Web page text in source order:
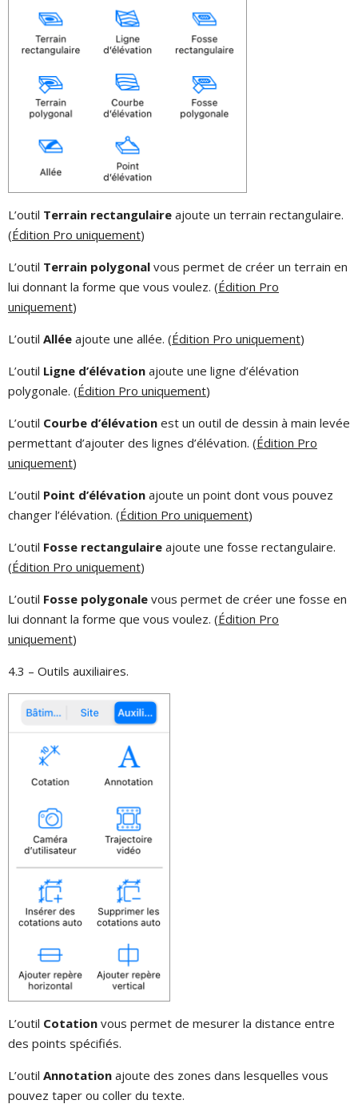
L’outil Terrain rectangulaire ajoute un terrain rectangulaire.
(Édition Pro uniquement)
L’outil Terrain polygonal vous permet de créer un terrain en
lui donnant la forme que vous voulez. (Édition Pro
uniquement)
L’outil Allée ajoute une allée. (Édition Pro uniquement)
L’outil Ligne d’élévation ajoute une ligne d’élévation
polygonale. (Édition Pro uniquement)
L’outil Courbe d’élévation est un outil de dessin à main levée
permettant d’ajouter des lignes d’élévation. (Édition Pro
uniquement)
L’outil Point d’élévation ajoute un point dont vous pouvez
changer l’élévation. (Édition Pro uniquement)
L’outil Fosse rectangulaire ajoute une fosse rectangulaire.
(Édition Pro uniquement)
L’outil Fosse polygonale vous permet de créer une fosse en
lui donnant la forme que vous voulez. (Édition Pro
uniquement)
4.3 – Outils auxiliaires.
L’outil Cotation vous permet de mesurer la distance entre
des points spécifiés.
L’outil Annotation ajoute des zones dans lesquelles vous
pouvez taper ou coller du texte.